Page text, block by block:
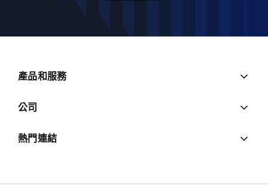
產品和服務
公司
熱門連結